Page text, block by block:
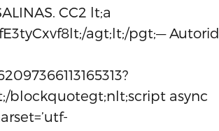
CC2 lt;a
agt;lt;/pgt;—
blockquotegt;nlt;script async